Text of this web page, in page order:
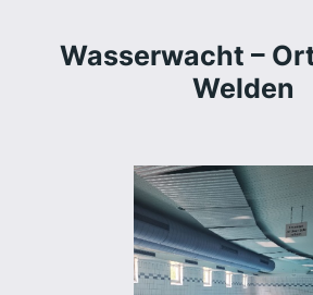
Wasserwacht –
Welden